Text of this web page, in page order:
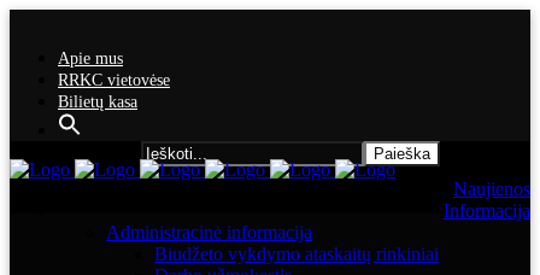
Apie mus
RRKC vietovėse
Bilietų kasa
Naujienos
Informacija
Administracinė informacija
Biudžeto vykdymo ataskaitų rinkiniai